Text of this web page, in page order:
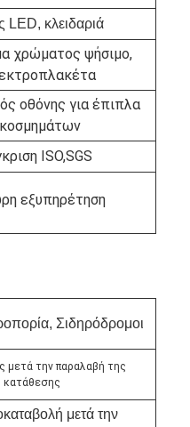
κλειδαριά
χρώματος ψήσιμο,
οθόνης για έπιπλα
κοσμημάτων
ISO,SGS
εξυπηρέτηση
Σιδηρόδρομοι
μετά την παραλαβή της
κατάθεσης
μετά την